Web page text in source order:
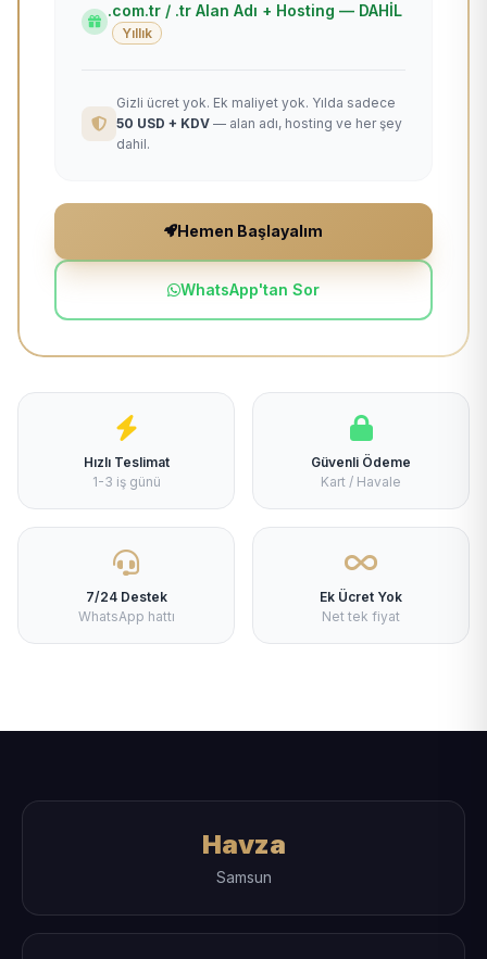
.com.tr / .tr Alan Adı + Hosting — DAHİL
Yıllık
Gizli ücret yok. Ek maliyet yok. Yılda sadece
50 USD + KDV — alan adı, hosting ve her şey
dahil.
Hemen Başlayalım
WhatsApp'tan Sor
Hızlı Teslimat
1-3 iş günü
Güvenli Ödeme
Kart / Havale
7/24 Destek
WhatsApp hattı
Ek Ücret Yok
Net tek fiyat
Havza
Samsun